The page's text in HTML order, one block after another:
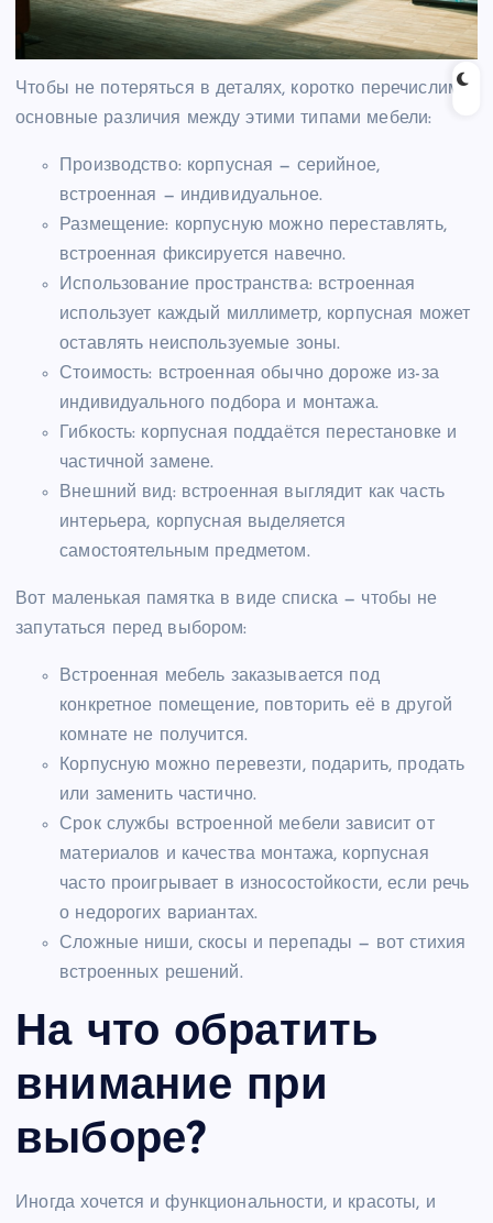
Чтобы не потеряться в деталях, коротко перечислим
основные различия между этими типами мебели:
Производство: корпусная — серийное,
встроенная — индивидуальное.
Размещение: корпусную можно переставлять,
встроенная фиксируется навечно.
Использование пространства: встроенная
использует каждый миллиметр, корпусная может
оставлять неиспользуемые зоны.
Стоимость: встроенная обычно дороже из-за
индивидуального подбора и монтажа.
Гибкость: корпусная поддаётся перестановке и
частичной замене.
Внешний вид: встроенная выглядит как часть
интерьера, корпусная выделяется
самостоятельным предметом.
Вот маленькая памятка в виде списка — чтобы не
запутаться перед выбором:
Встроенная мебель заказывается под
конкретное помещение, повторить её в другой
комнате не получится.
Корпусную можно перевезти, подарить, продать
или заменить частично.
Срок службы встроенной мебели зависит от
материалов и качества монтажа, корпусная
часто проигрывает в износостойкости, если речь
о недорогих вариантах.
Сложные ниши, скосы и перепады — вот стихия
встроенных решений.
На что обратить
внимание при
выборе?
Иногда хочется и функциональности, и красоты, и